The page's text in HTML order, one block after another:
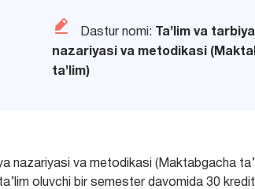
Dastur nomi:
Ta’lim va tarbiya
nazariyasi va metodikasi
ta’lim)
nazariyasi va metodikasi (Maktabgacha
oluvchi bir semester davomida 30